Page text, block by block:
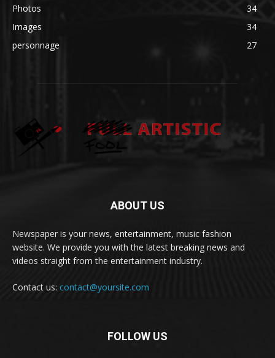
Photos
34
Images
34
personnage
27
ABOUT US
Newspaper is your news, entertainment, music fashion
website. We provide you with the latest breaking news and
videos straight from the entertainment industry.
Contact us: contact@yoursite.com
FOLLOW US